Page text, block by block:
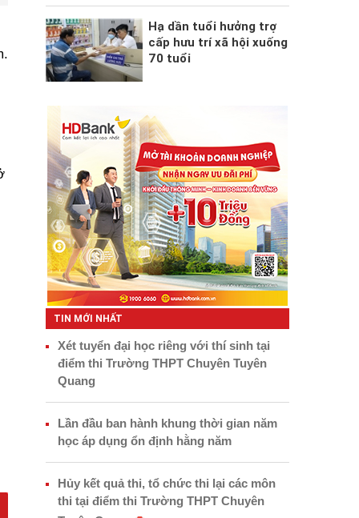
Hạ dần tuổi hưởng trợ
cấp hưu trí xã hội xuống
70 tuổi
TIN MỚI NHẤT
Xét tuyển đại học riêng với thí sinh tại
điểm thi Trường THPT Chuyên Tuyên
Quang
Lần đầu ban hành khung thời gian năm
học áp dụng ổn định hằng năm
Hủy kết quả thi, tổ chức thi lại các môn
thi tại điểm thi Trường THPT Chuyên